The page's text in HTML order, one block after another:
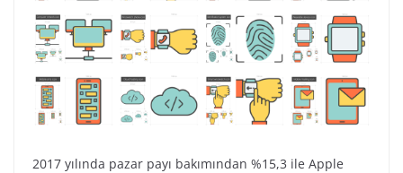
2017 yılında pazar payı bakımından %15,3 ile Apple